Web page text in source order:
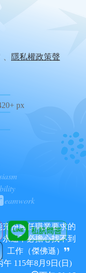
、
隱私權政策聲
px
eamwork
充份勝任職業要求的
永遠不必擔心找不到
工作（傑佛遜）
午 115年8月9日(日)